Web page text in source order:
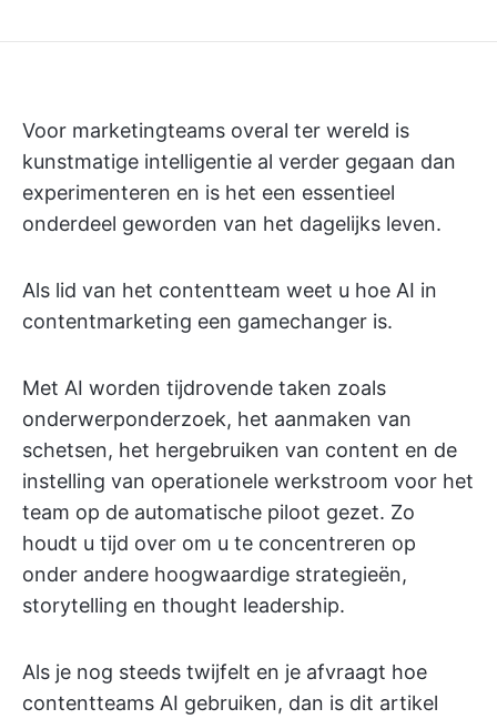
Voor marketingteams overal ter wereld is
kunstmatige intelligentie al verder gegaan dan
experimenteren en is het een essentieel
onderdeel geworden van het dagelijks leven.
Als lid van het contentteam weet u hoe AI in
contentmarketing een gamechanger is.
Met AI worden tijdrovende taken zoals
onderwerponderzoek, het aanmaken van
schetsen, het hergebruiken van content en de
instelling van operationele werkstroom voor het
team op de automatische piloot gezet. Zo
houdt u tijd over om u te concentreren op
onder andere hoogwaardige strategieën,
storytelling en thought leadership.
Als je nog steeds twijfelt en je afvraagt hoe
contentteams AI gebruiken, dan is dit artikel